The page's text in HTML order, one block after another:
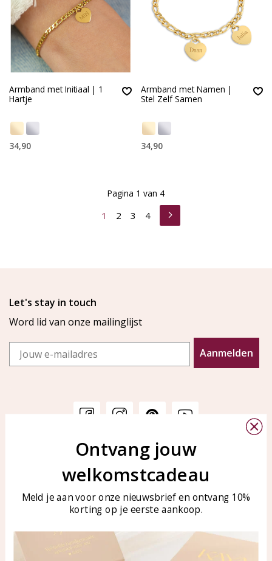
Armband met Initiaal | 1
Hartje
34,90
Armband met Namen |
Stel Zelf Samen
34,90
1 2 3 4
Pagina 1 van 4
Let's stay in touch
Word lid van onze mailinglijst
Email
Aanmelden
Veelgestelde vragen
Sieraden onderhouden
KAYA Sieraden
Bellen of WhatsApp Ma-Vr
tussen 09:00-17:00
Tel: 0850003187
WhatsApp: 0850003187
klantenservice@kayasierade
Ontvang jouw
welkomstcadeau
Meld je aan voor onze nieuwsbrief en ontvang 10%
korting op je eerste aankoop.